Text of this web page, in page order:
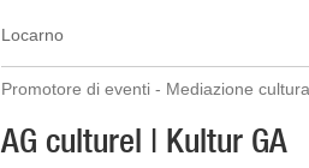
Locarno
Promotore di eventi - Mediazione
AG culturel | Kultur GA